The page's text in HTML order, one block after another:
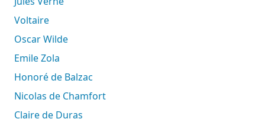
Voltaire
Oscar Wilde
Emile Zola
Honoré de Balzac
Nicolas de Chamfort
Claire de Duras